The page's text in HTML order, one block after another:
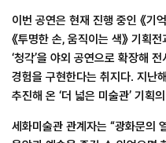
이번 공연은 현재 진행 중인 《기
《투명한 손, 움직이는 색》 기획
‘청각’을 야외 공연으로 확장해
경험을 구현한다는 취지다. 지난
추진해 온 ‘더 넓은 미술관’ 기획
세화미술관 관계자는 “광화문의